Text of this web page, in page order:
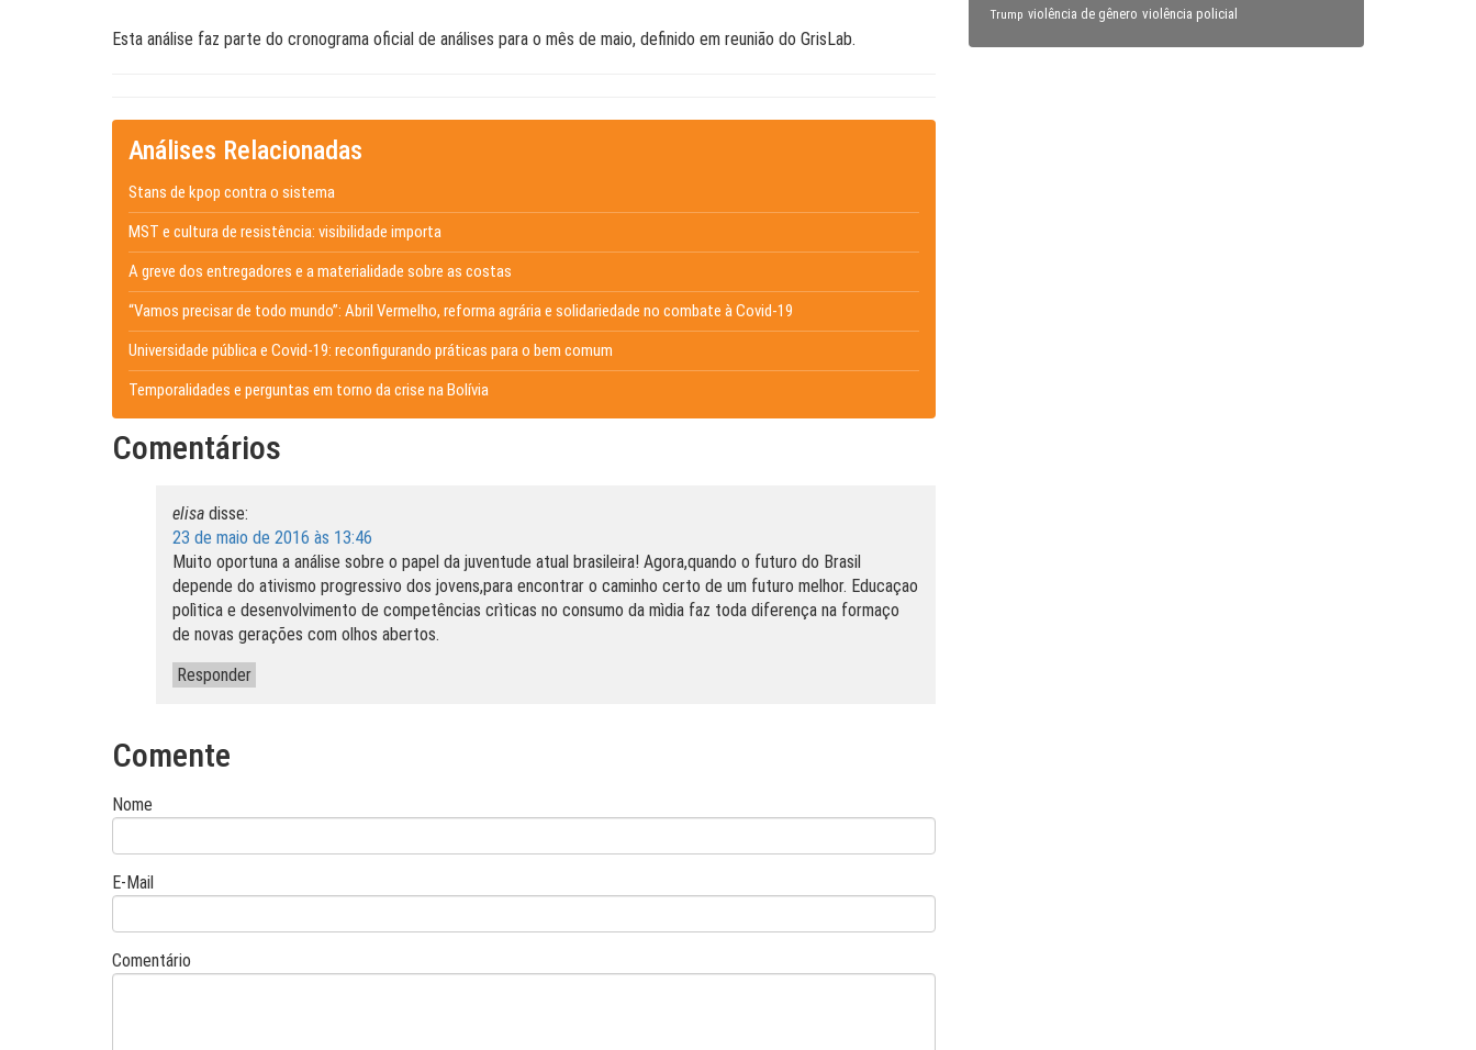
Esta análise faz parte do cronograma oficial de análises para o mês de maio, definido em reunião do GrisLab.
Análises Relacionadas
Stans de kpop contra o sistema
MST e cultura de resistência: visibilidade importa
A greve dos entregadores e a materialidade sobre as costas
“Vamos precisar de todo mundo”: Abril Vermelho, reforma agrária e solidariedade no combate à Covid-19
Universidade pública e Covid-19: reconfigurando práticas para o bem comum
Temporalidades e perguntas em torno da crise na Bolívia
Comentários
elisa disse:
23 de maio de 2016 às 13:46
Muito oportuna a análise sobre o papel da juventude atual brasileira! Agora,quando o futuro do Brasil
depende do ativismo progressivo dos jovens,para encontrar o caminho certo de um futuro melhor. Educaçao
polìtica e desenvolvimento de competências crìticas no consumo da mìdia faz toda diferença na formaço
de novas gerações com olhos abertos.
Responder
Comente
Nome
E-Mail
Comentário
Trump violência de gênero violência policial